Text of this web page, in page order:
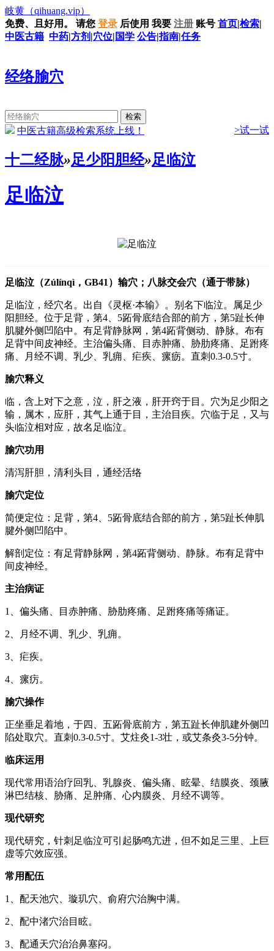
岐黄 （qihuang.vip）
免费、且好用。
请您 登录 后使用 我要 注册 账号 首页|检索|
中医古籍 中药|方剂 |穴位| 国学 公告|指南|任务
经络腧穴
中医古籍高级检索系统上线！ >试一试
十二经脉»足少阳胆经»足临泣
足临泣
足临泣（Zúlínqì，GB41）输穴；八脉交会穴（通于带脉）
足临泣，经穴名。出自《灵枢·本输》。别名下临泣。属足少
阳胆经。位于足背，第4、5跖骨底结合部的前方，第5趾长伸
肌腱外侧凹陷中。有足背静脉网，第4跖背侧动、静脉。布有
足背中间皮神经。主治偏头痛、目赤肿痛、胁肋疼痛、足跗疼
痛、月经不调、乳少、乳痈、疟疾、瘰疬。直刺0.3-0.5寸。
腧穴释义
临，含上对下之意，泣，肝之液，肝开窍于目。穴为足少阳之
输，属木，应肝，其气上通于目，主治目疾。穴临于足，又与
头临泣相对应，故名足临泣。
腧穴功用
清泻肝胆，清利头目，通经活络
腧穴定位
简便定位：足背，第4、5跖骨底结合部的前方，第5趾长伸肌
腱外侧凹陷中。
解剖定位：有足背静脉网，第4跖背侧动、静脉。布有足背中
间皮神经。
主治病证
1、偏头痛、目赤肿痛、胁肋疼痛、足跗疼痛等痛证。
2、月经不调、乳少、乳痈。
3、疟疾。
4、瘰疠。
腧穴操作
正坐垂足着地，于四、五跖骨底前方，第五趾长伸肌建外侧凹
陷处取穴。直刺0.3-0.5寸。艾炷灸1-3壮，或艾条灸3-5分钟。
临床运用
现代常用语治疗回乳、乳腺炎、偏头痛、眩晕、结膜炎、颈腋
淋巴结核、胁痛、足肿痛、心内膜炎、月经不调等。
现代研究
现代研究，针刺足临泣可引起肠鸣亢进，但不如足三里、上巨
虚等穴效应强。
常用配伍
1、配天池穴、璇玑穴、俞府穴治胸中满。
2、配中渚穴治目眩。
3、配通天穴治治鼻塞闷。